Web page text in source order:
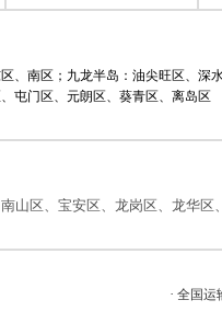
、南区；九龙半岛：油尖旺区、深
屯门区、元朗区、葵青区、离岛区
山区、宝安区、龙岗区、龙华区
· 全国运